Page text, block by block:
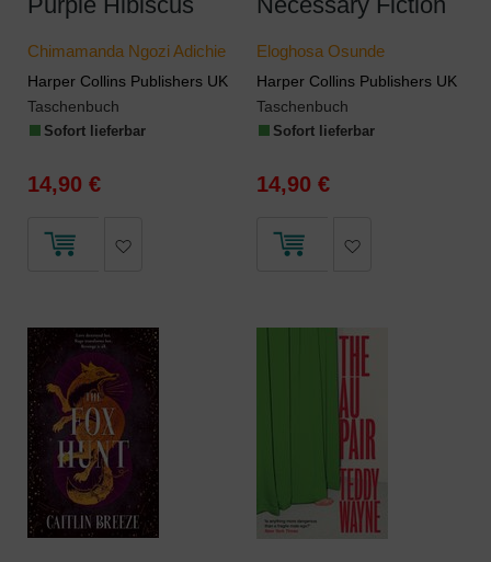
Chimamanda Ngozi Adichie
Harper Collins Publishers UK
Taschenbuch
Sofort lieferbar
14,90 €
Eloghosa Osunde
Harper Collins Publishers UK
Taschenbuch
Sofort lieferbar
14,90 €